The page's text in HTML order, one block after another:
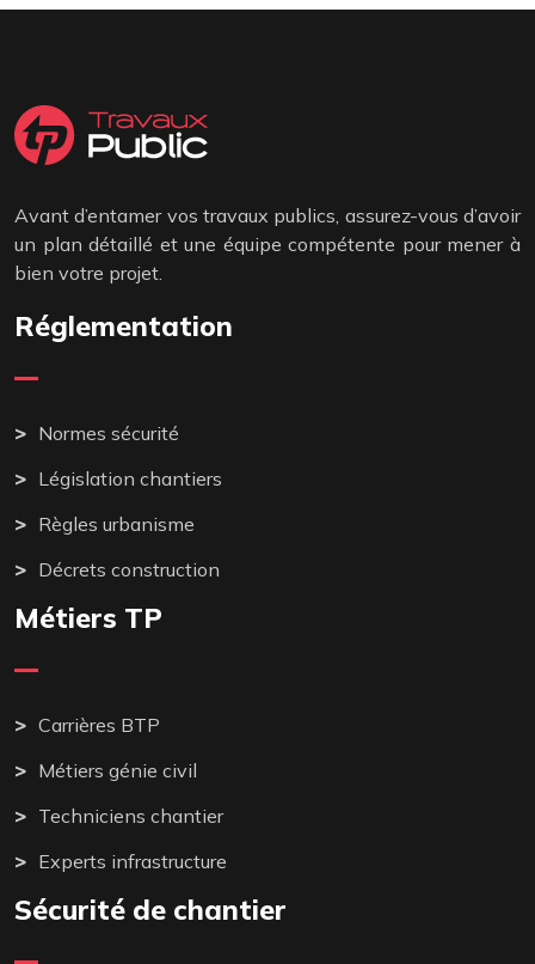
Avant d’entamer vos travaux publics, assurez-vous d’avoir
un plan détaillé et une équipe compétente pour mener à
bien votre projet.
Réglementation
Normes sécurité
Législation chantiers
Règles urbanisme
Décrets construction
Métiers TP
Carrières BTP
Métiers génie civil
Techniciens chantier
Experts infrastructure
Sécurité de chantier